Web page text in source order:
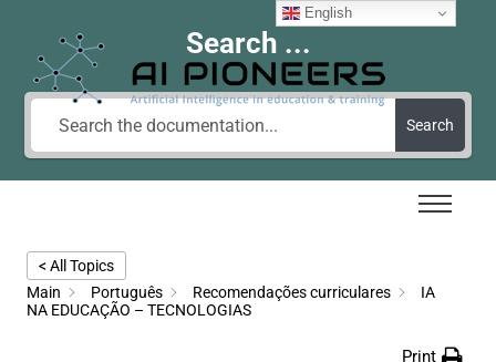
Search ...
Search
< All Topics
Main
Português Recomendações curriculares
IA
NA EDUCAÇÃO – TECNOLOGIAS
Print
English